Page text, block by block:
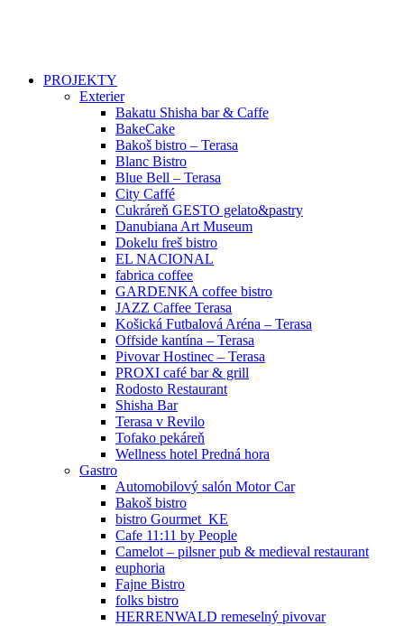
PROJEKTY
Exterier
Bakatu Shisha bar & Caffe
BakeCake
Bakoš bistro – Terasa
Blanc Bistro
Blue Bell – Terasa
City Caffé
Cukráreň GESTO gelato&pastry
Danubiana Art Museum
Dokelu freš bistro
EL NACIONAL
fabrica coffee
GARDENKA coffee bistro
JAZZ Caffee Terasa
Košická Futbalová Aréna – Terasa
Offside kantína – Terasa
Pivovar Hostinec – Terasa
PROXI café bar & grill
Rodosto Restaurant
Shisha Bar
Terasa v Revilo
Tofako pekáreň
Wellness hotel Predná hora
Gastro
Automobilový salón Motor Car
Bakoš bistro
bistro Gourmet_KE
Cafe 11:11 by People
Camelot – pilsner pub & medieval restaurant
euphoria
Fajne Bistro
folks bistro
HERRENWALD remeselný pivovar